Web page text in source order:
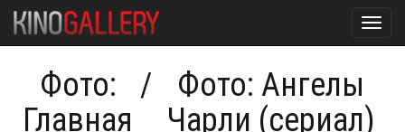
Фото:
Главная
/
Фото: Ангелы
Чарли (сериал)